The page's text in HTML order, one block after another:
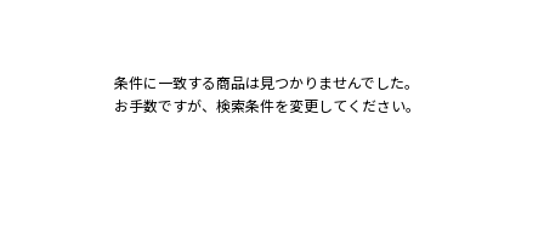
条件に一致する商品は見つかりませんでした。
お手数ですが、検索条件を変更してください。